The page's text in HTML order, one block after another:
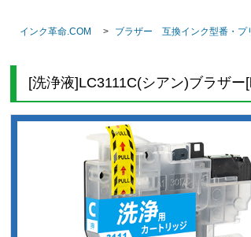
インク革命.COM ブラザー 互換インク型番・プ
[洗浄液]LC3111C(シアン)ブラザ